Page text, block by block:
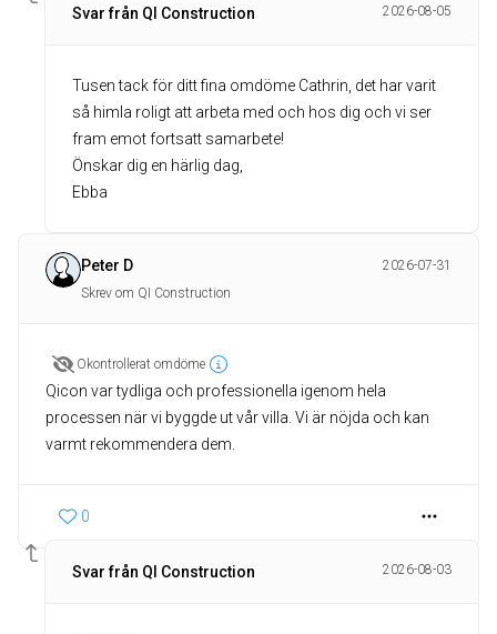
Svar från QI Construction 2026-08-05
Tusen tack för ditt fina omdöme Cathrin, det har varit
så himla roligt att arbeta med och hos dig och vi ser
fram emot fortsatt samarbete!
Önskar dig en härlig dag,
Ebba
Peter D
2026-07-31
Skrev om QI Construction
Okontrollerat omdöme
Qicon var tydliga och professionella igenom hela
processen när vi byggde ut vår villa. Vi är nöjda och kan
varmt rekommendera dem.
0
Svar från QI Construction 2026-08-03